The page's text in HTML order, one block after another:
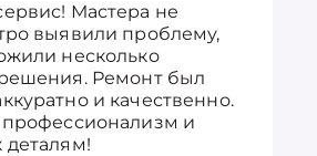
Мастера не
выявили проблему,
несколько
Ремонт был
и качественно.
профессионализм и
деталям!